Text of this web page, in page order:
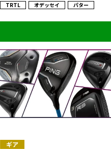
TRTL オデッセイ パター
ギア